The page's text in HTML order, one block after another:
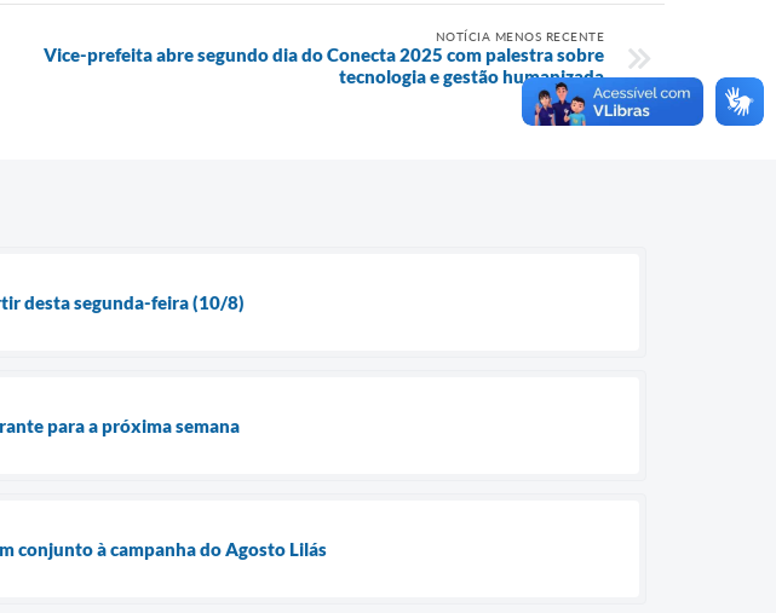
NOTÍCIA MENOS RECENTE
Vice-prefeita abre segundo dia do Conecta 2025 com palestra sobre
tecnologia e gestão humanizada
desta segunda-feira (10/8)
para a próxima semana
conjunto à campanha do Agosto Lilás